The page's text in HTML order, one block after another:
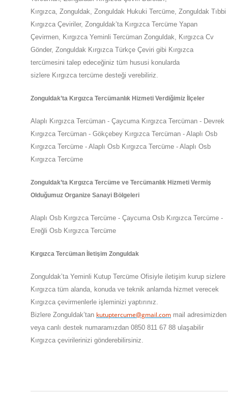
Kırgızca, Zonguldak, Zonguldak Hukuki Tercüme, Zonguldak Tıbbi
Kırgızca Çeviriler, Zonguldak’ta Kırgızca Tercüme Yapan
Çevirmen, Kırgızca Yeminli Tercüman Zonguldak, Kırgızca Cv
Gönder, Zonguldak Kırgızca Türkçe Çeviri gibi Kırgızca
tercümesini talep edeceğiniz tüm hususi konularda
sizlere Kırgızca tercüme desteği verebiliriz.
Zonguldak’ta Kırgızca Tercümanlık Hizmeti Verdiğimiz İlçeler
Alaplı Kırgızca Tercüman - Çaycuma Kırgızca Tercüman - Devrek
Kırgızca Tercüman - Gökçebey Kırgızca Tercüman - Alaplı Osb
Kırgızca Tercüme - Alaplı Osb Kırgızca Tercüme - Alaplı Osb
Kırgızca Tercüme
Zonguldak’ta Kırgızca Tercüme ve Tercümanlık Hizmeti Vermiş
Olduğumuz Organize Sanayi Bölgeleri
Alaplı Osb Kırgızca Tercüme - Çaycuma Osb Kırgızca Tercüme -
Ereğli Osb Kırgızca Tercüme
Kırgızca Tercüman İletişim Zonguldak
Zonguldak’ta Yeminli Kutup Tercüme Ofisiyle iletişim kurup sizlere
Kırgızca tüm alanda, konuda ve teknik anlamda hizmet verecek
Kırgızca çevirmenlerle işleminizi yaptırınız.
Bizlere Zonguldak’tan kutuptercume@gmail.com mail adresimizden
veya canlı destek numaramızdan 0850 811 67 88 ulaşabilir
Kırgızca çevirilerinizi gönderebilirsiniz.